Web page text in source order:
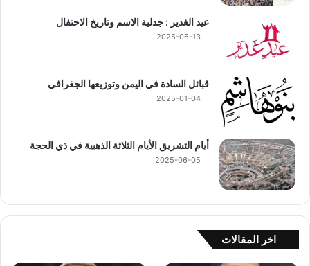
عيد الغدير : جدلية الاسم وتاريخ الاحتفال
2025-06-13
قبائل السادة في اليمن وتوزيعها الجغرافي
2025-01-04
أيام التشريق الأيام الثلاثة الذهبية في ذي الحجة
2025-06-05
اخر المقالات